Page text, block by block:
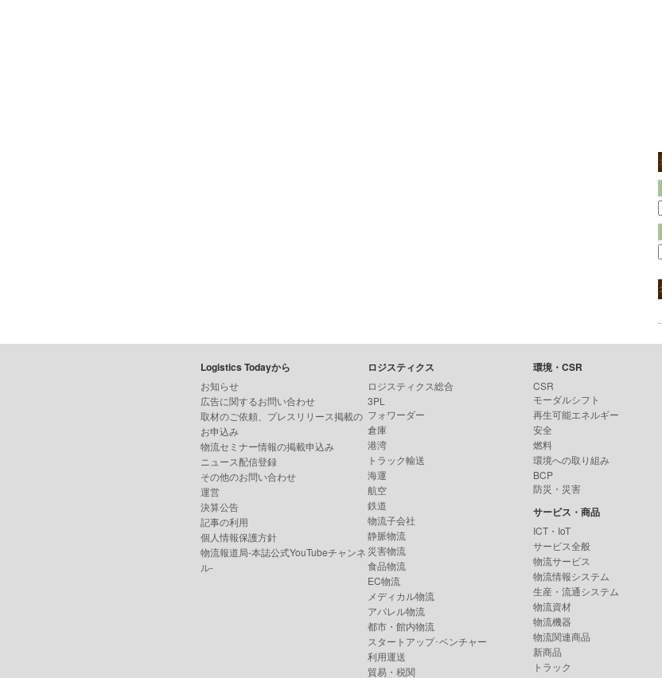
Logistics Todayから
お知らせ
広告に関するお問い合わせ
取材のご依頼、プレスリリース掲載の
お申込み
物流セミナー情報の掲載申込み
ニュース配信登録
その他のお問い合わせ
運営
決算公告
記事の利用
個人情報保護方針
物流報道局-本誌公式YouTubeチャンネ
ル-
ロジスティクス
ロジスティクス総合
3PL
フォワーダー
倉庫
港湾
トラック輸送
海運
航空
鉄道
物流子会社
静脈物流
災害物流
食品物流
EC物流
メディカル物流
アパレル物流
都市・館内物流
スタートアップ･ベンチャー
利用運送
貿易・税関
環境・CSR
CSR
モーダルシフト
再生可能エネルギー
安全
燃料
環境への取り組み
BCP
防災・災害
サービス・商品
ICT・IoT
サービス全般
物流サービス
物流情報システム
生産・流通システム
物流資材
物流機器
物流関連商品
新商品
トラック